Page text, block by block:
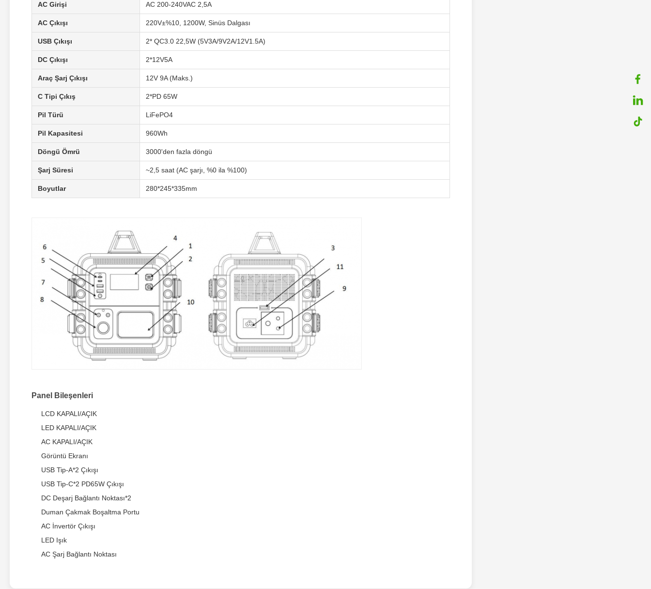
AC Girişi AC 200-240VAC 2,5A
AC Çıkışı 220V±%10, 1200W, Sinüs Dalgası
USB Çıkışı 2* QC3.0 22,5W (5V3A/9V2A/12V1.5A)
DC Çıkışı 2*12V5A
Araç Şarj Çıkışı 12V 9A (Maks.)
C Tipi Çıkış 2*PD 65W
Pil Türü LiFePO4
Pil Kapasitesi 960Wh
Döngü Ömrü 3000'den fazla döngü
Şarj Süresi ~2,5 saat (AC şarjı, %0 ila %100)
Boyutlar 280*245*335mm
Panel Bileşenleri
LCD KAPALI/AÇIK
LED KAPALI/AÇIK
AC KAPALI/AÇIK
Görüntü Ekranı
USB Tip-A*2 Çıkışı
USB Tip-C*2 PD65W Çıkışı
DC Deşarj Bağlantı Noktası*2
Duman Çakmak Boşaltma Portu
AC İnvertör Çıkışı
LED Işık
AC Şarj Bağlantı Noktası